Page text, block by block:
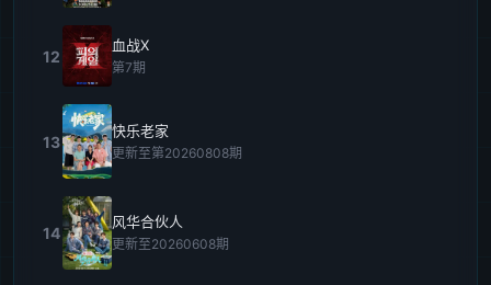
12
血战X
第7期
13
快乐老家
更新至第20260808期
14
风华合伙人
更新至20260608期